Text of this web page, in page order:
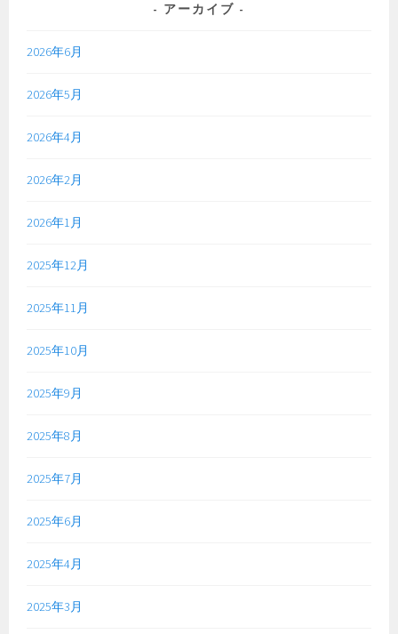
アーカイブ
2026年6月
2026年5月
2026年4月
2026年2月
2026年1月
2025年12月
2025年11月
2025年10月
2025年9月
2025年8月
2025年7月
2025年6月
2025年4月
2025年3月